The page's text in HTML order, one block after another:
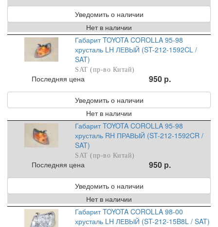
Уведомить о наличии
Нет в наличии
Габарит TOYOTA COROLLA 95-98
хрусталь LH ЛЕВЫЙ (ST-212-1592CL /
SAT)
SAT (пр-во Китай)
Последняя цена 950 р.
Уведомить о наличии
Нет в наличии
Габарит TOYOTA COROLLA 95-98
хрусталь RH ПРАВЫЙ (ST-212-1592CR /
SAT)
SAT (пр-во Китай)
Последняя цена 950 р.
Уведомить о наличии
Нет в наличии
Габарит TOYOTA COROLLA 98-00
хрусталь LH ЛЕВЫЙ (ST-212-15B8L / SAT)